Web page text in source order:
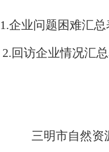
1.企业问题困难汇总
2.回访企业情况汇
三明市自然资